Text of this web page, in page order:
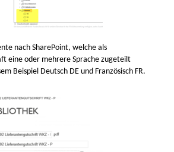
nach SharePoint, welche als
eine oder mehrere Sprache zugeteilt
Beispiel Deutsch DE und Französisch FR.